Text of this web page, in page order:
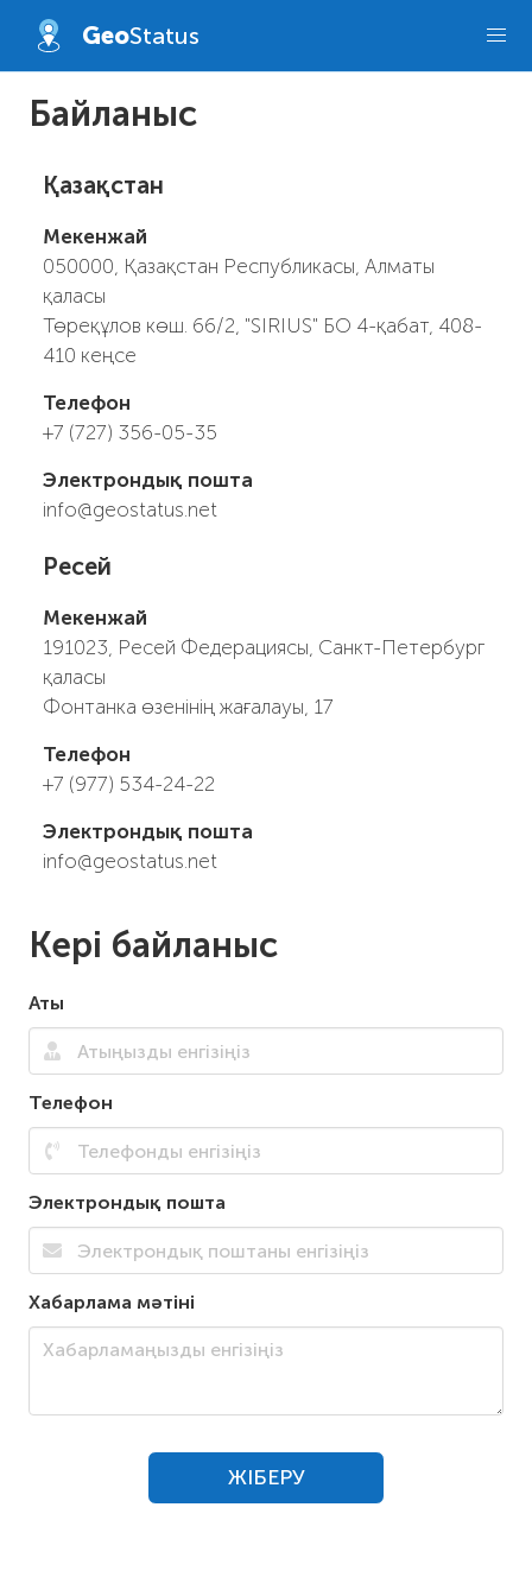
GeoStatus
Байланыс
Қазақстан
Мекенжай
050000, Қазақстан Республикасы, Алматы
қаласы
Төреқұлов көш. 66/2, "SIRIUS" БО 4-қабат, 408-
410 кеңсе
Телефон
+7 (727) 356-05-35
Электрондық пошта
info@geostatus.net
Ресей
Мекенжай
191023, Ресей Федерациясы, Санкт-Петербург
қаласы
Фонтанка өзенінің жағалауы, 17
Телефон
+7 (977) 534-24-22
Электрондық пошта
info@geostatus.net
Кері байланыс
Аты
Телефон
Электрондық пошта
Хабарлама мәтіні
ЖІБЕРУ